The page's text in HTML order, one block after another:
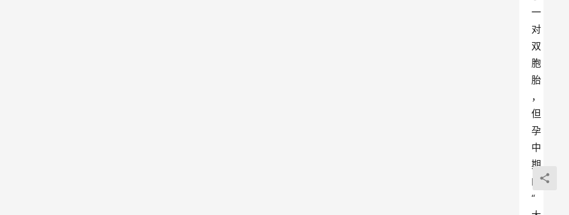
一
对
双
胞
胎
，
但
孕
中
期
的
“